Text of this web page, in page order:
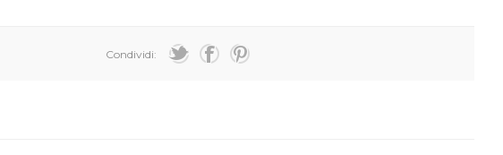
Condividi: